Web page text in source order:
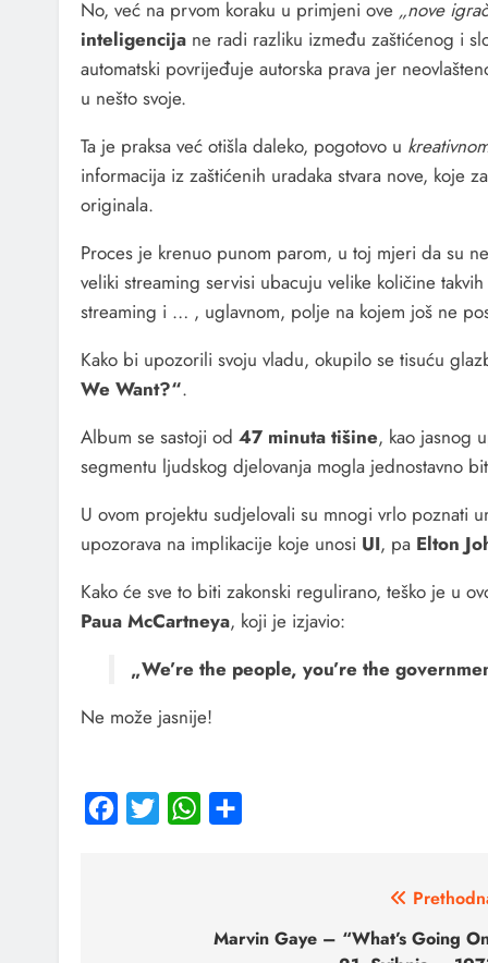
No, već na prvom koraku u primjeni ove „nove
inteligencija ne radi razliku između zaštićenog i
automatski povrijeđuje autorska prava jer
u nešto svoje.
Ta je praksa već otišla daleko, pogotovo u
informacija iz zaštićenih uradaka stvara nove, koje
originala.
Proces je krenuo punom parom, u toj mjeri da su
veliki streaming servisi ubacuju velike količine
streaming i … , uglavnom, polje na kojem još ne
Kako bi upozorili svoju vladu, okupilo se tisuću
We Want?“.
Album se sastoji od 47 minuta tišine, kao jasnog
segmentu ljudskog djelovanja mogla jednostavno
U ovom projektu sudjelovali su mnogi vrlo poznati
upozorava na implikacije koje unosi UI, pa Elton
Kako će sve to biti zakonski regulirano, teško je u
Paua McCartneya, koji je izjavio:
„We’re the people, you’re the
Ne može jasnije!
Facebook
Twitter WhatsApp
Marvin Gaye – “What’s Going